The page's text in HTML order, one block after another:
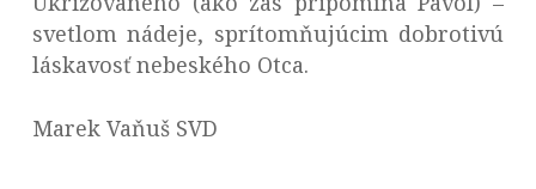
svetlom nádeje, sprítomňujúcim dobrotivú
láskavosť nebeského Otca.
Marek Vaňuš SVD